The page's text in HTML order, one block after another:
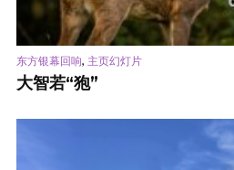
东方银幕回响, 主页幻灯片
大智若“狍”